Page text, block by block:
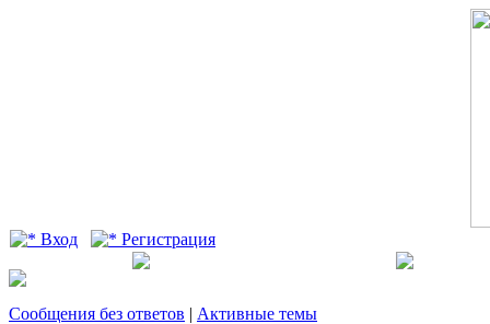
Вход Регистрация
Сообщения без ответов | Активные темы